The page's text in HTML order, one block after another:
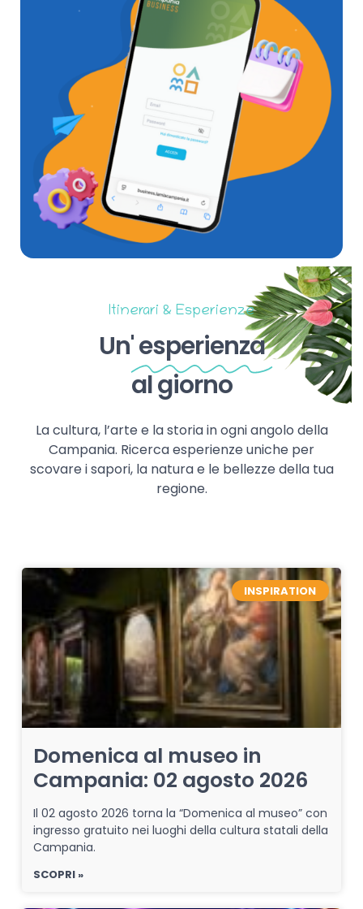
Itinerari & Esperienze
Un'esperienza
al giorno
La cultura, l’arte e la storia in ogni angolo della
Campania. Ricerca esperienze uniche per
scovare i sapori, la natura e le bellezze della tua
regione.
INSPIRATION
Domenica al museo in
Campania: 02 agosto 2026
Il 02 agosto 2026 torna la “Domenica al museo” con
ingresso gratuito nei luoghi della cultura statali della
Campania.
SCOPRI »